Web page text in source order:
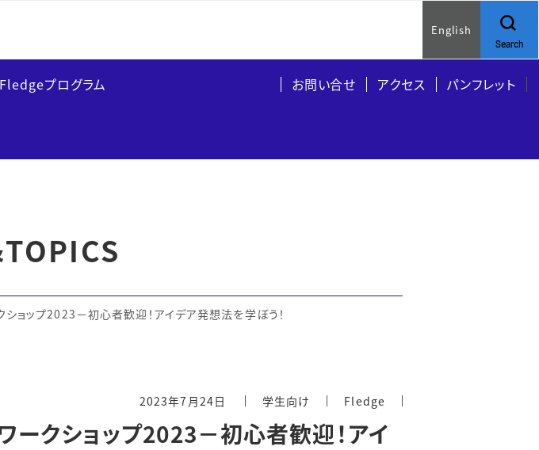
English
Search
Fledgeプログラム お問い合せ アクセス パンフレット
ショップ2023－初心者歓迎！アイデア発想法を学ぼう！
2023年7月24日 学生向け Fledge
ークショップ2023－初心者歓迎！アイ